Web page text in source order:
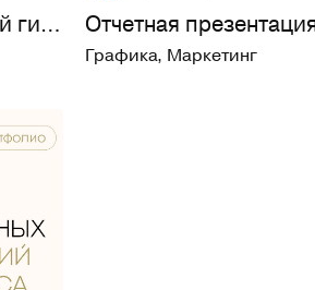
Презентация франшизы | Сеть студий гидромассажа Отчетная
Графика, Маркетинг